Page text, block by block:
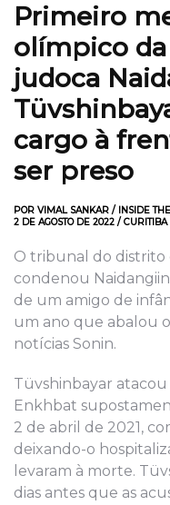
Primeiro
olímpico
judoca
cargo à
ser preso
POR VIMAL SANKAR / INSIDE
2 DE AGOSTO DE 2022 /
O tribunal do distrito
condenou
de um amigo de
um ano que abalou
notícias Sonin.
Tüvshinbayar
Enkhbat
2 de abril de 2021,
deixando-o
levaram à morte.
dias antes que as